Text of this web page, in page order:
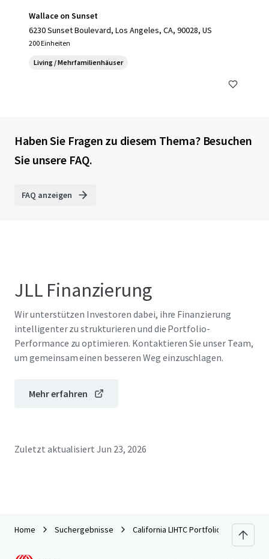
Wallace on Sunset
6230 Sunset Boulevard, Los Angeles, CA, 90028, US
200 Einheiten
Living / Mehrfamilienhäuser
Haben Sie Fragen zu diesem Thema? Besuchen
Sie unsere FAQ.
FAQ anzeigen
JLL Finanzierung
Wir unterstützen Investoren dabei, ihre Finanzierung
intelligenter zu strukturieren und die Portfolio-
Performance zu optimieren. Kontaktieren Sie unser Team,
um gemeinsam einen besseren Weg einzuschlagen.
Mehr erfahren
Zuletzt aktualisiert Jun 23, 2026
Home Suchergebnisse California LIHTC Portfolio